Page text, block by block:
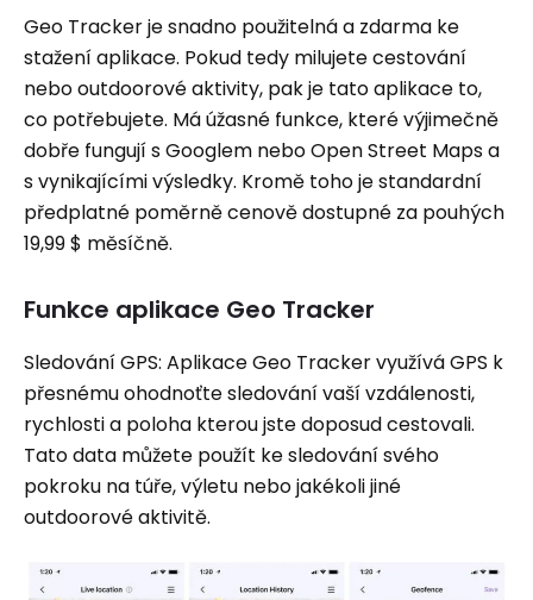
Geo Tracker je snadno použitelná a zdarma ke
stažení aplikace. Pokud tedy milujete cestování
nebo outdoorové aktivity, pak je tato aplikace to,
co potřebujete. Má úžasné funkce, které výjimečně
dobře fungují s Googlem nebo Open Street Maps a
s vynikajícími výsledky. Kromě toho je standardní
předplatné poměrně cenově dostupné za pouhých
19,99 $ měsíčně.
Funkce aplikace Geo Tracker
Sledování GPS: Aplikace Geo Tracker využívá GPS k
přesnému ohodnoťte sledování vaší vzdálenosti,
rychlosti a poloha kterou jste doposud cestovali.
Tato data můžete použít ke sledování svého
pokroku na túře, výletu nebo jakékoli jiné
outdoorové aktivitě.